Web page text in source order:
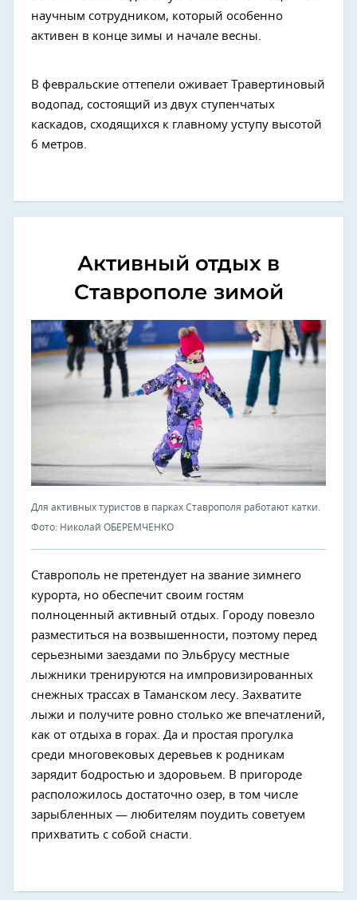
научным сотрудником, который особенно
активен в конце зимы и начале весны.
В февральские оттепели оживает Травертиновый
водопад, состоящий из двух ступенчатых
каскадов, сходящихся к главному уступу высотой
6 метров.
Активный отдых в
Ставрополе зимой
Для активных туристов в парках Ставрополя работают катки.
Фото: Николай ОБЕРЕМЧЕНКО
Ставрополь не претендует на звание зимнего
курорта, но обеспечит своим гостям
полноценный активный отдых. Городу повезло
разместиться на возвышенности, поэтому перед
серьезными заездами по Эльбрусу местные
лыжники тренируются на импровизированных
снежных трассах в Таманском лесу. Захватите
лыжи и получите ровно столько же впечатлений,
как от отдыха в горах. Да и простая прогулка
среди многовековых деревьев к родникам
зарядит бодростью и здоровьем. В пригороде
расположилось достаточно озер, в том числе
зарыбленных — любителям поудить советуем
прихватить с собой снасти.